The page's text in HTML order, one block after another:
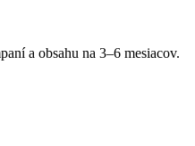
a obsahu na 3–6 mesiacov.